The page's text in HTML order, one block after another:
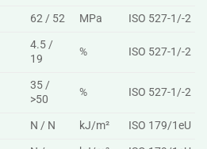
62 / 52 MPa ISO 527-1/-2
4.5 /
19
% ISO 527-1/-2
35 /
>50
% ISO 527-1/-2
N / N kJ/m²
ISO 179/1eU